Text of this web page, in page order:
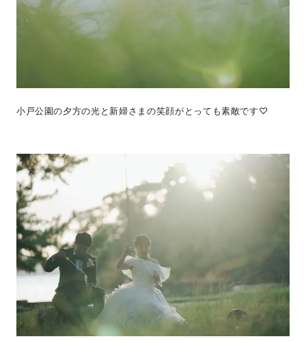
小戸公園の夕方の光と新婦さまの笑顔がとっても素敵です♡